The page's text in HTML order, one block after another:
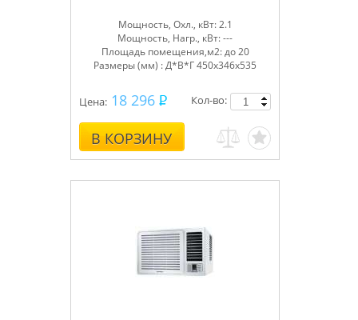
Мощность, Охл., кВт: 2.1
Мощность, Нагр., кВт: ---
Площадь помещения,м2: до 20
Размеры (мм) : Д*В*Г 450x346x535
Цена: 18 296
В КОРЗИНУ
Кол-во: